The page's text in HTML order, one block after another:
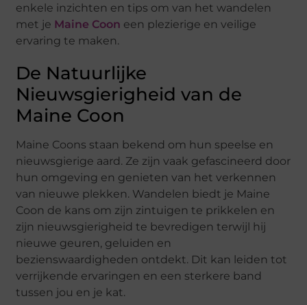
enkele inzichten en tips om van het wandelen
met je Maine Coon een plezierige en veilige
ervaring te maken.
De Natuurlijke
Nieuwsgierigheid van de
Maine Coon
Maine Coons staan bekend om hun speelse en
nieuwsgierige aard. Ze zijn vaak gefascineerd door
hun omgeving en genieten van het verkennen
van nieuwe plekken. Wandelen biedt je Maine
Coon de kans om zijn zintuigen te prikkelen en
zijn nieuwsgierigheid te bevredigen terwijl hij
nieuwe geuren, geluiden en
bezienswaardigheden ontdekt. Dit kan leiden tot
verrijkende ervaringen en een sterkere band
tussen jou en je kat.